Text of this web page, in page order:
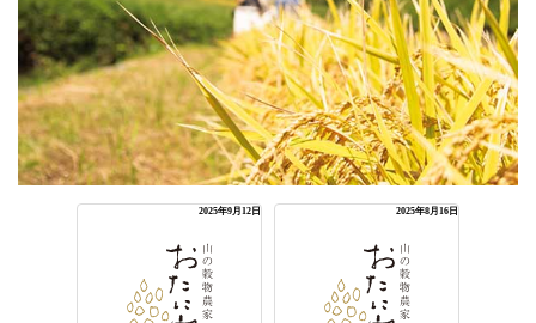
2025年9月12日 2025年8月16日